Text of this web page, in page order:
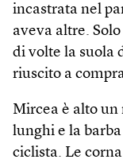
incastrata nel
aveva altre.
di volte la suola
riuscito a
Mircea è alto
lunghi e la
ciclista. Le